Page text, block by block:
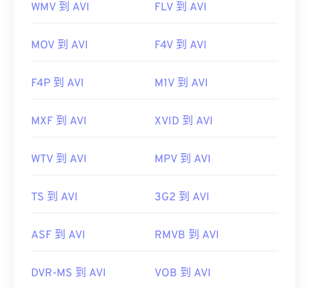
WMV 到 AVI FLV 到 AVI
MOV 到 AVI F4V 到 AVI
F4P 到 AVI M1V 到 AVI
MXF 到 AVI XVID 到 AVI
WTV 到 AVI MPV 到 AVI
TS 到 AVI 3G2 到 AVI
ASF 到 AVI RMVB 到 AVI
DVR-MS 到 AVI VOB 到 AVI